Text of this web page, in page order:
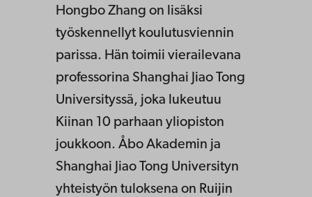
Hongbo Zhang on lisäksi
työskennellyt koulutusviennin
parissa. Hän toimii vierailevana
professorina Shanghai Jiao Tong
Universityssä, joka lukeutuu
Kiinan 10 parhaan yliopiston
joukkoon. Åbo Akademin ja
Shanghai Jiao Tong Universityn
yhteistyön tuloksena on Ruijin